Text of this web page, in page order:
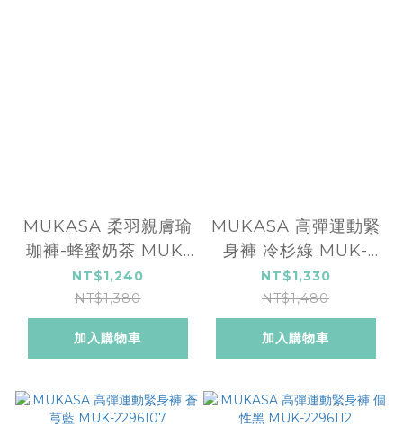
MUKASA 柔羽親膚瑜
珈褲-蜂蜜奶茶 MUK-
2290201
NT$1,240
NT$1,380
加入購物車
MUKASA 高彈運動緊
身褲 冷杉綠 MUK-
2296110
NT$1,330
NT$1,480
加入購物車